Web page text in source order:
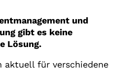
und
gibt es keine
Lösung.
aktuell für verschiedene